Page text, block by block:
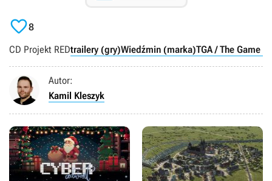
8
CD Projekt REDtrailery (gry)Wiedźmin (marka)TGA / The Game
Autor:
Kamil Kleszyk